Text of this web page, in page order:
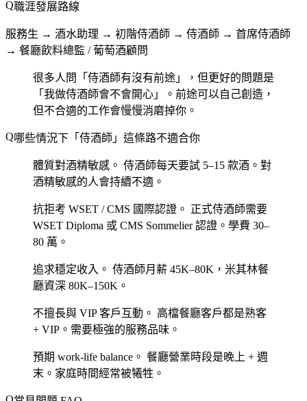
職涯發展路線
服務生 → 酒水助理 → 初階侍酒師 → 侍酒師 → 首席侍酒師
→ 餐廳飲料總監 / 葡萄酒顧問
很多人問「侍酒師有沒有前途」，但更好的問題是
「我做侍酒師會不會開心」。前途可以自己創造，
但不合適的工作會慢慢消磨掉你。
哪些情況下「侍酒師」這條路不適合你
體質對酒精敏感。 侍酒師每天要試 5–15 款酒。對
酒精敏感的人會持續不適。
抗拒考 WSET / CMS 國際認證。 正式侍酒師需要
WSET Diploma 或 CMS Sommelier 認證。學費 30–
80 萬。
追求穩定收入。 侍酒師月薪 45K–80K，米其林餐
廳資深 80K–150K。
不擅長與 VIP 客戶互動。 高檔餐廳客戶都是熟客
+ VIP。需要極強的服務品味。
預期 work-life balance。 餐廳營業時段是晚上 + 週
末。家庭時間經常被犧牲。